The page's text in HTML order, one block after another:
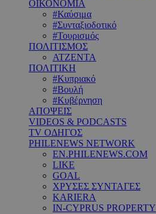
ΟΙΚΟΝΟΜΙΑ
#Καύσιμα
#Συνταξιοδοτικό
#Τουρισμός
ΠΟΛΙΤΙΣΜΟΣ
ΑΤΖΕΝΤΑ
ΠΟΛΙΤΙΚΗ
#Κυπριακό
#Βουλή
#Κυβέρνηση
ΑΠΟΨΕΙΣ
VIDEOS & PODCASTS
TV ΟΔΗΓΟΣ
PHILENEWS NETWORK
EN.PHILENEWS.COM
LIKE
GOAL
ΧΡΥΣΕΣ ΣΥΝΤΑΓΕΣ
KARIERA
IN-CYPRUS PROPERTY